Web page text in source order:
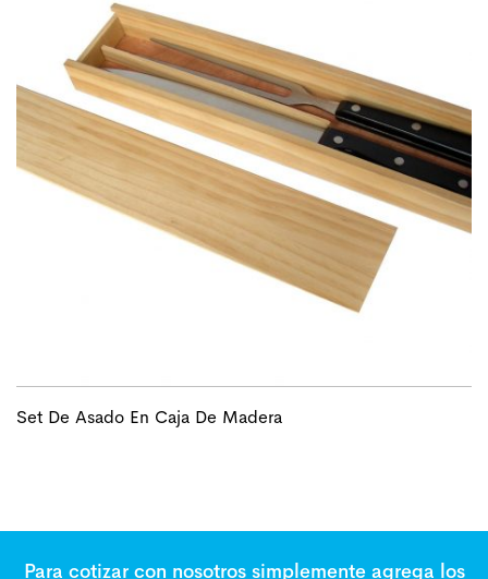
Set De Asado En Caja De Madera
Para cotizar con nosotros simplemente agrega los